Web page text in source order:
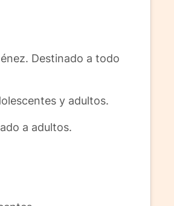
Destinado a todo
y adultos.
a adultos.